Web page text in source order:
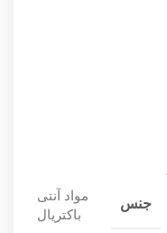
جنس
مواد آنتی
باکتریال